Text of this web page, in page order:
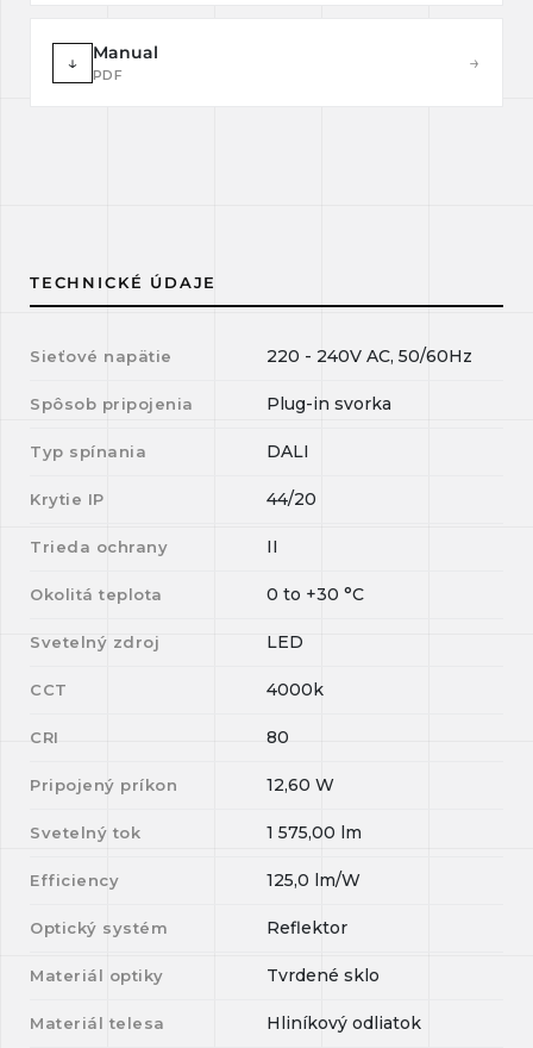
↓ Manual
PDF
→
TECHNICKÉ ÚDAJE
Sieťové napätie 220 - 240V AC, 50/60Hz
Spôsob pripojenia Plug-in svorka
Typ spínania DALI
Krytie IP 44/20
Trieda ochrany II
Okolitá teplota 0 to +30 °C
Svetelný zdroj LED
CCT 4000k
CRI 80
Pripojený príkon 12,60 W
Svetelný tok 1 575,00 lm
Efficiency 125,0 lm/W
Optický systém Reflektor
Materiál optiky Tvrdené sklo
Materiál telesa Hliníkový odliatok